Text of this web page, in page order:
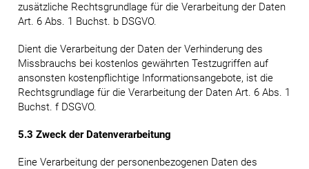
zusätzliche Rechtsgrundlage für die Verarbeitung der Daten
Art. 6 Abs. 1 Buchst. b DSGVO.
Dient die Verarbeitung der Daten der Verhinderung des
Missbrauchs bei kostenlos gewährten Testzugriffen auf
ansonsten kostenpflichtige Informationsangebote, ist die
Rechtsgrundlage für die Verarbeitung der Daten Art. 6 Abs. 1
Buchst. f DSGVO.
5.3 Zweck der Datenverarbeitung
Eine Verarbeitung der personenbezogenen Daten des